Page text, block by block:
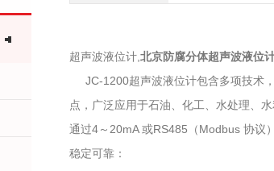
超声波液位计,北京防腐分体超声波液位
JC-1200超声波液位计包含多项技术
点，广泛应用于石油、化工、水处理、
通过4～20mA 或RS485（Modbus 协议
稳定可靠：